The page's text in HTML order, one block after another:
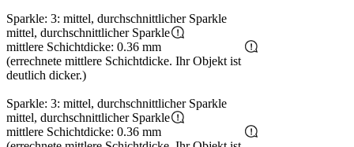
Sparkle: 3: mittel, durchschnittlicher Sparkle
mittel, durchschnittlicher Sparkle
mittlere Schichtdicke: 0.36 mm
(errechnete mittlere Schichtdicke. Ihr Objekt ist
deutlich dicker.)
Sparkle: 3: mittel, durchschnittlicher Sparkle
mittel, durchschnittlicher Sparkle
mittlere Schichtdicke: 0.36 mm